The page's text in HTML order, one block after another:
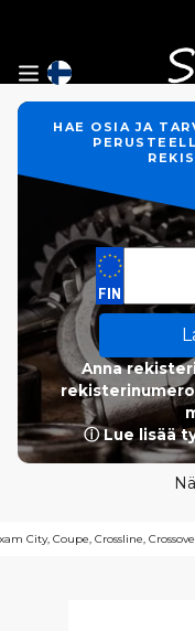
HAE OSIA JA
Anna
ⓘ Lue lisää
City, Coupe, Crossline,